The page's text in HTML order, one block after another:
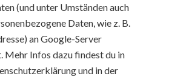
(und unter Umständen auch
Daten, wie z. B.
an Google-Server
Infos dazu findest du in
und in der